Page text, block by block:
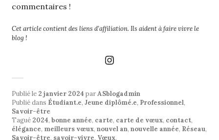
commentaires !
Cet article contient des liens d’affiliation. Ils aident à faire vivre le
blog !
Instagram
Publié le 2 janvier 2024 parASblogadmin
Publié dans Étudiant.e, Jeune diplômé.e, Professionnel,
Savoir-être
Tagué 2024, bonne année, carte, carte de vœux, contact,
élégance, meilleurs vœux, nouvel an, nouvelle année, Réseau,
Savoir-être, savoir-vivre, Vœux.